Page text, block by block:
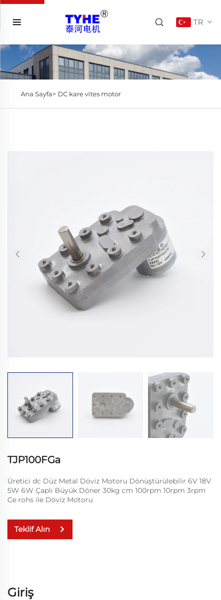
TR
Ana Sayfa> DC kare vites motor
TJP100FGa
Üretici dc Düz Metal Döviz Motoru Dönüştürülebilir 6V 18V
5W 6W Çaplı Büyük Döner 30kg cm 100rpm 10rpm 3rpm
Ce rohs ile Döviz Motoru
Teklif Alın
Giriş